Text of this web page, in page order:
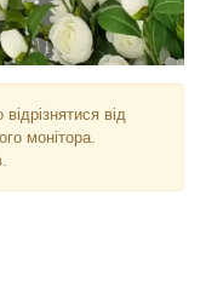
від
монітора.